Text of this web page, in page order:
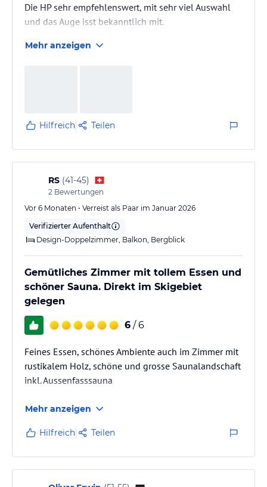
Die HP sehr empfehlenswert, mit sehr viel Auswahl
und das Auge isst bekanntlich mit.
Mehr anzeigen
Hilfreich Teilen
RS (41-45)
2 Bewertungen
Vor 6 Monaten • Verreist als Paar im Januar 2026
Verifizierter Aufenthalt
Design-Doppelzimmer, Balkon, Bergblick
Gemütliches Zimmer mit tollem Essen und
schöner Sauna. Direkt im Skigebiet
gelegen
6 / 6
Feines Essen, schönes Ambiente auch im Zimmer mit
rustikalem Holz, schöne und grosse Saunalandschaft
inkl. Aussenfasssauna
Mehr anzeigen
Hilfreich Teilen